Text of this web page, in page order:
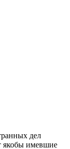
дел
якобы имевшие